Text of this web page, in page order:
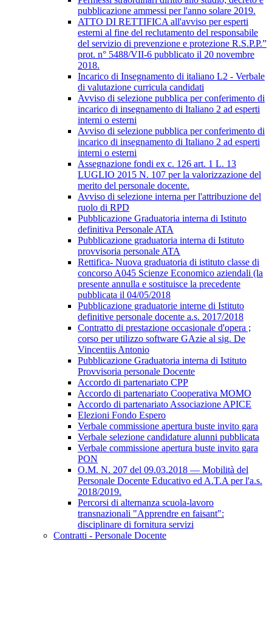
pubblicazione ammessi per l'anno solare 2019.
ATTO DI RETTIFICA all'avviso per esperti
esterni al fine del reclutamento del responsabile
del servizio di prevenzione e protezione R.S.P.P.”
prot. n° 5488/VII-6 pubblicato il 20 novembre
2018.
Incarico di Insegnamento di italiano L2 - Verbale
di valutazione curricula candidati
Avviso di selezione pubblica per conferimento di
incarico di insegnamento di Italiano 2 ad esperti
interni o esterni
Avviso di selezione pubblica per conferimento di
incarico di insegnamento di Italiano 2 ad esperti
interni o esterni
Assegnazione fondi ex c. 126 art. 1 L. 13
LUGLIO 2015 N. 107 per la valorizzazione del
merito del personale docente.
Avviso di selezione interna per l'attribuzione del
ruolo di RPD
Pubblicazione Graduatoria interna di Istituto
definitiva Personale ATA
Pubblicazione graduatoria interna di Istituto
provvisoria personale ATA
Rettifica- Nuova graduatoria di istituto classe di
concorso A045 Scienze Economico aziendali (la
presente annulla e sostituisce la precedente
pubblicata il 04/05/2018
Pubblicazione graduatorie interne di Istituto
definitive personale docente a.s. 2017/2018
Contratto di prestazione occasionale d'opera ;
corso per utilizzo software GAzie al sig. De
Vincentiis Antonio
Pubblicazione Graduatoria interna di Istituto
Provvisoria personale Docente
Accordo di partenariato CPP
Accordo di partenariato Cooperativa MOMO
Accordo di partenariato Associazione APICE
Elezioni Fondo Espero
Verbale commissione apertura buste invito gara
Verbale selezione candidature alunni pubblicata
Verbale commissione apertura buste invito gara
PON
O.M. N. 207 del 09.03.2018 — Mobilità del
Personale Docente Educativo ed A.T.A per l'a.s.
2018/2019.
Percorsi di alternanza scuola-lavoro
transnazionali "Apprendre en faisant":
disciplinare di fornitura servizi
Contratti - Personale Docente